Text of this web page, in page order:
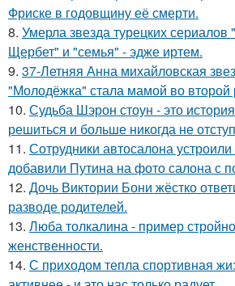
Фриске в годовщину её смерти.
8. Умерла звезда турецких
Щербет" и "семья" - эдже иртем.
9. 37-Летняя Анна михайловская
"Молодёжка" стала мамой во второй
10. Судьба Шэрон стоун - это
решиться и больше никогда не
11. Сотрудники автосалона
добавили Путина на фото салона с
12. Дочь Виктории Бони жёстко
разводе родителей.
13. Люба толкалина - пример
женственности.
14. С приходом тепла спортивная